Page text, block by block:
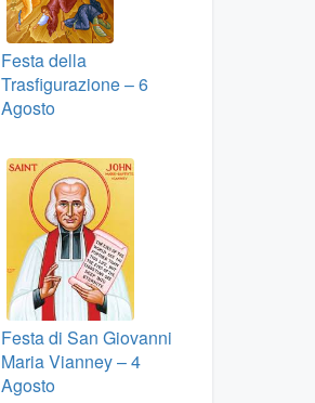
Festa della
Trasfigurazione – 6
Agosto
Festa di San Giovanni
Maria Vianney – 4
Agosto